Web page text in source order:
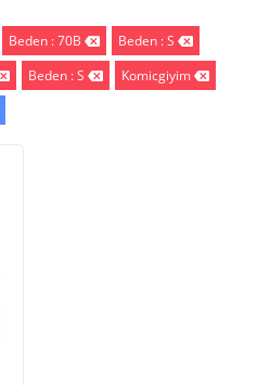
Beden : 70B
Beden : S
Beden : S
Komicgiyim